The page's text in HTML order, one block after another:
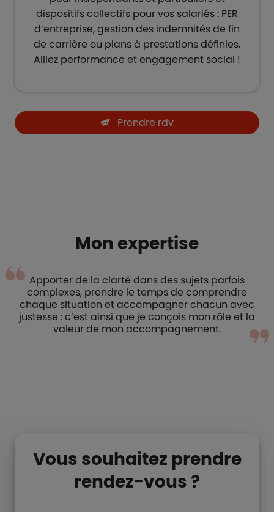
dispositifs collectifs pour vos salariés : PER
d’entreprise, gestion des indemnités de fin
de carrière ou plans à prestations définies.
Alliez performance et engagement social​ !
Prendre rdv
Mon expertise
Apporter de la clarté dans des sujets parfois
complexes, prendre le temps de comprendre
chaque situation et accompagner chacun avec
justesse : c’est ainsi que je conçois mon rôle et la
valeur de mon accompagnement.
Vous souhaitez prendre
rendez-vous ?